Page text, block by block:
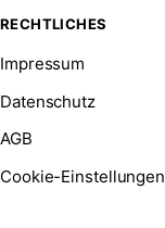
RECHTLICHES
Impressum
Datenschutz
AGB
Cookie-Einstellungen